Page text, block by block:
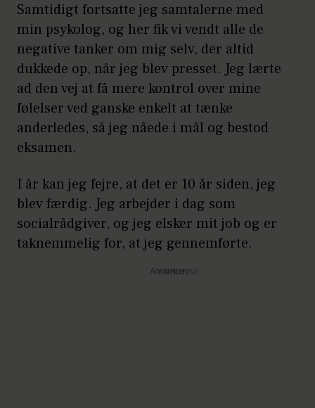
Samtidigt fortsatte jeg samtalerne med
min psykolog, og her fik vi vendt alle de
negative tanker om mig selv, der altid
dukkede op, når jeg blev presset. Jeg lærte
ad den vej at få mere kontrol over mine
følelser ved ganske enkelt at tænke
anderledes, så jeg nåede i mål og bestod
eksamen.
I år kan jeg fejre, at det er 10 år siden, jeg
blev færdig. Jeg arbejder i dag som
socialrådgiver, og jeg elsker mit job og er
taknemmelig for, at jeg gennemførte.
Annonce